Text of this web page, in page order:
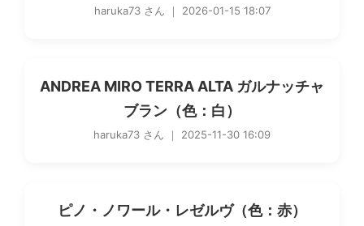
haruka73 さん ｜ 2026-01-15 18:07
ANDREA MIRO TERRA ALTA ガルナッチャ
ブラン（色：白）
haruka73 さん ｜ 2025-11-30 16:09
ピノ・ノワール・レゼルヴ（色：赤）